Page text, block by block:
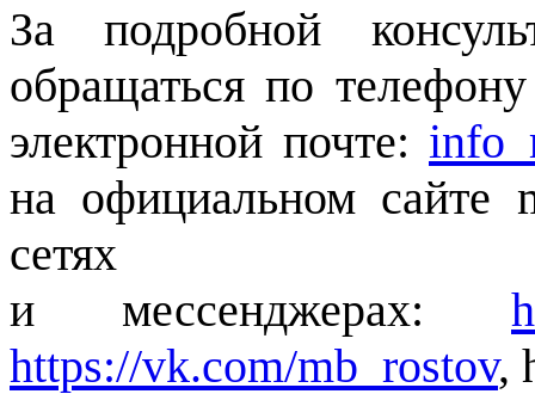
За подробной
обращаться по
электронной почте:
на официальном сайте
сетях
и мессенджерах:
https://vk.com/mb_rostov,